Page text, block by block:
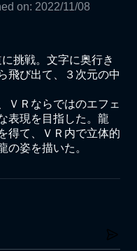
on: 2022/11/08
挑戦。文字に奥行き
飛び出て、３次元の中
ＶＲならではのエフェ
表現を目指した。龍
得て、ＶＲ内で立体的
の姿を描いた。